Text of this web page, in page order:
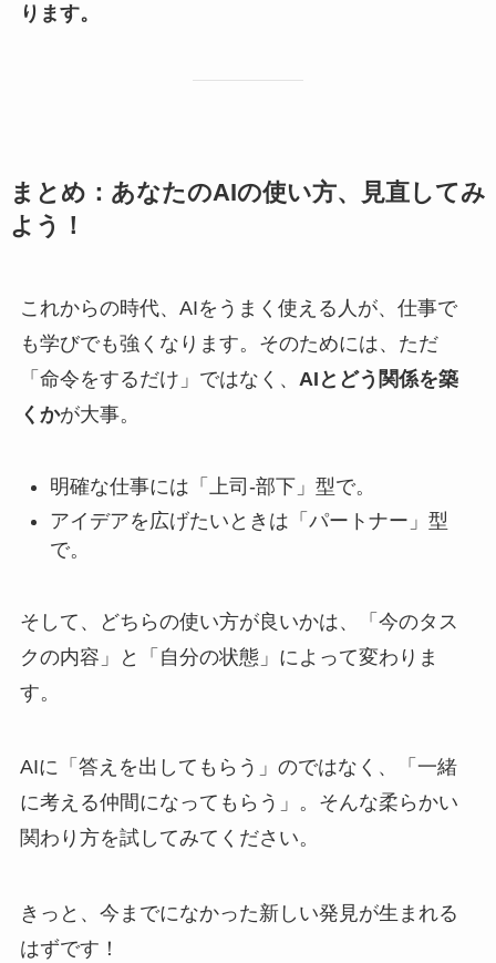
ります。
まとめ：あなたのAIの使い方、見直してみ
よう！
これからの時代、AIをうまく使える人が、仕事で
も学びでも強くなります。そのためには、ただ
「命令をするだけ」ではなく、 AIとどう関係を築
くかが大事。
明確な仕事には「上司-部下」型で。
アイデアを広げたいときは「パートナー」型
で。
そして、どちらの使い方が良いかは、「今のタス
クの内容」と「自分の状態」によって変わりま
す。
AIに「答えを出してもらう」のではなく、「一緒
に考える仲間になってもらう」。そんな柔らかい
関わり方を試してみてください。
きっと、今までになかった新しい発見が生まれる
はずです！